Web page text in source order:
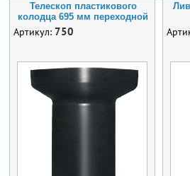
Телескоп пластикового
колодца 695 мм переходной
Артикул: 750